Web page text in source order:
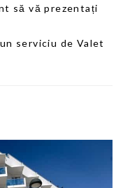
să vă prezentați
serviciu de Valet